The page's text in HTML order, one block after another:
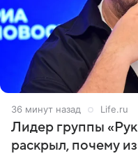
36 минут назад Life.ru
Лидер группы
раскрыл, почему